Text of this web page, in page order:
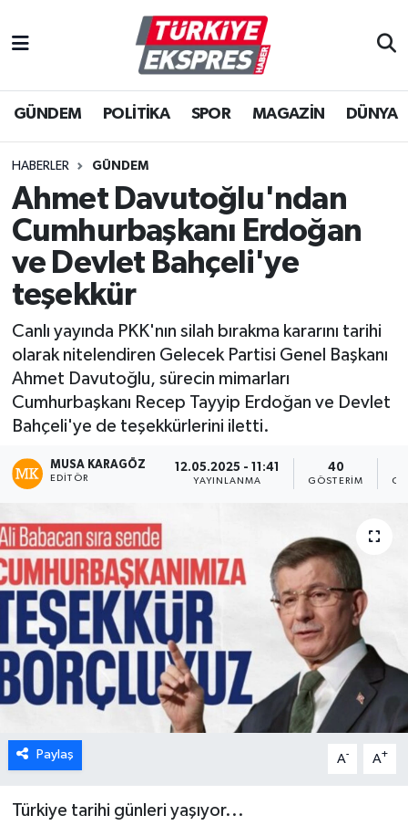
GÜNDEM POLİTİKA SPOR MAGAZİN DÜNYA
HABERLER GÜNDEM
Ahmet Davutoğlu'ndan
Cumhurbaşkanı Erdoğan
ve Devlet Bahçeli'ye
teşekkür
Canlı yayında PKK'nın silah bırakma kararını tarihi
olarak nitelendiren Gelecek Partisi Genel Başkanı
Ahmet Davutoğlu, sürecin mimarları
Cumhurbaşkanı Recep Tayyip Erdoğan ve Devlet
Bahçeli'ye de teşekkürlerini iletti.
MUSA KARAGÖZ
EDITÖR
12.05.2025 - 11:41
YAYINLANMA
40
GÖSTERIM
Paylaş A- A+
Türkiye tarihi günleri yaşıyor...
İstanbul Nöbetçi Eczaneler
İstanbul Hava Durumu
İstanbul Namaz Vakitleri
İstanbul Trafik Yoğunluk Haritası
Süper Lig Puan Durumu ve Fikstür
Tüm Manşetler
Son Dakika Haberleri
Haber Arşivi